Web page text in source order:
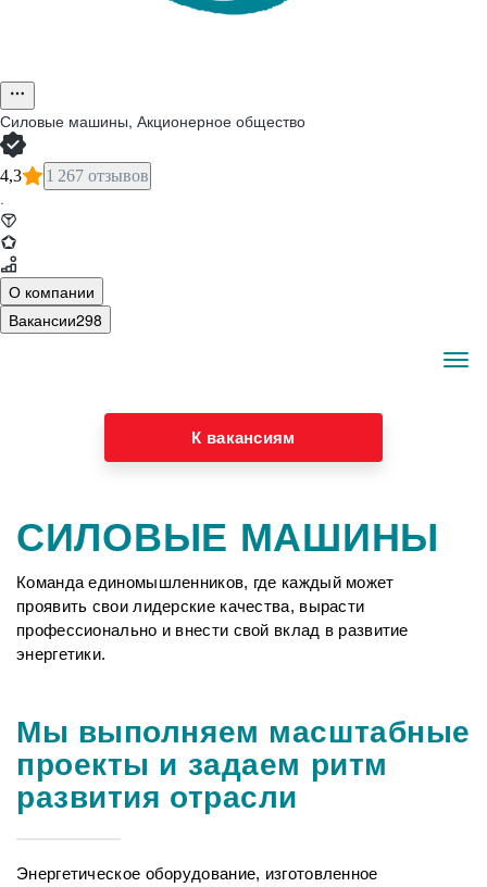
Силовые машины, Акционерное общество
4,3 1 267 отзывов
·
О компании
Вакансии298
К вакансиям
СИЛОВЫЕ МАШИНЫ
Команда единомышленников, где каждый может
проявить свои лидерские качества, вырасти
профессионально и внести свой вклад в развитие
энергетики.
Мы выполняем масштабные
проекты и задаем ритм
развития отрасли
Энергетическое оборудование, изготовленное